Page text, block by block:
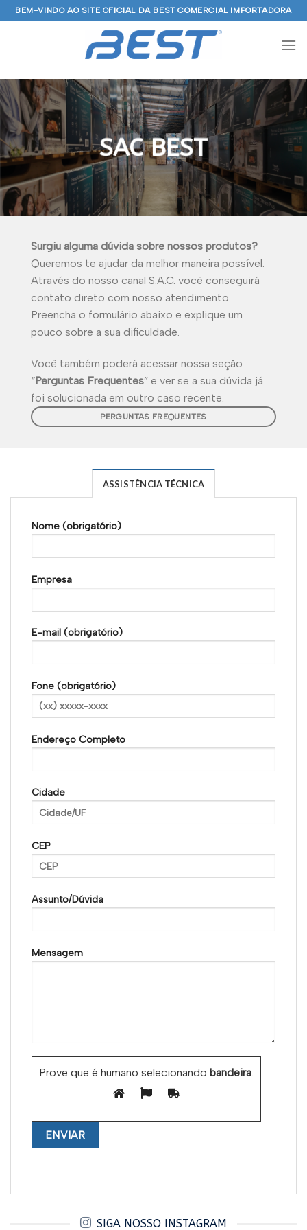
Skip
to
BEM-VINDO AO SITE OFICIAL DA BEST COMERCIAL IMPORTADORA
SAC BEST
Surgiu alguma dúvida sobre nossos produtos?
Queremos te ajudar da melhor maneira possível.
Através do nosso canal S.A.C. você conseguirá
contato direto com nosso atendimento.
Preencha o formulário abaixo e explique um
pouco sobre a sua dificuldade.
Você também poderá acessar nossa seção
“Perguntas Frequentes” e ver se a sua dúvida já
foi solucionada em outro caso recente.
PERGUNTAS FREQUENTES
ASSISTÊNCIA TÉCNICA
Nome (obrigatório)
Empresa
E-mail (obrigatório)
Fone (obrigatório)
Endereço Completo
Cidade
CEP
Assunto/Dúvida
Mensagem
Prove que é humano selecionando bandeira.
SIGA NOSSO INSTAGRAM